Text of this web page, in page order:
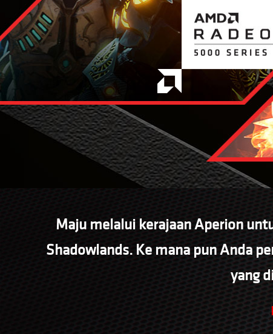
Maju melalui kerajaan Aperion
Shadowlands. Ke mana pun Anda
yang